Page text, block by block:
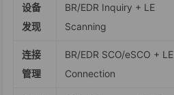
设备
发现
BR/EDR Inquiry + LE
Scanning
连接
管理
BR/EDR SCO/eSCO + LE
Connection